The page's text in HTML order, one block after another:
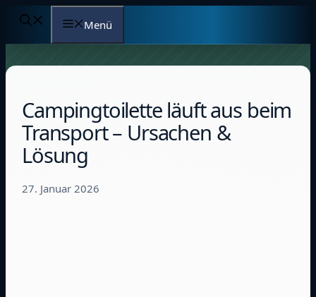
Zum
Menü
Campingtoilette läuft aus beim
Transport – Ursachen &
Lösung
27. Januar 2026